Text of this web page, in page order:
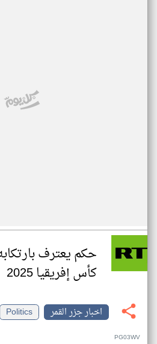
حكم يعترف
كأس إفريقيا 2025
اخبار جزر القمر
Politics
PG03WV